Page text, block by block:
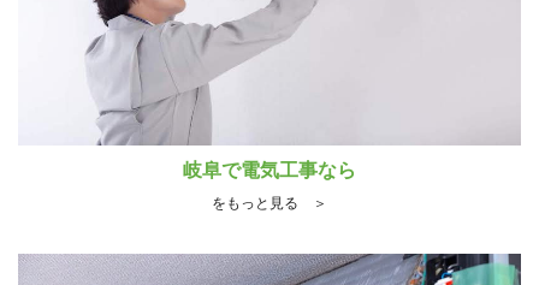
岐阜で電気工事なら
をもっと見る ＞